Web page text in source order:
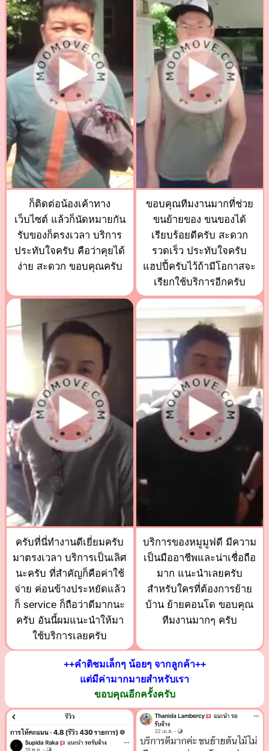
ก็ติดต่อน้องเค้าทาง
เว็บไซต์ แล้วก็นัดหมายกัน
รับของก็ตรงเวลา บริการ
ประทับใจครับ คือว่าคุยได้
ง่าย สะดวก ขอบคุณครับ
ขอบคุณทีมงานมากที่ช่วย
ขนย้ายของ ขนของได้
เรียบร้อยดีครับ สะดวก
รวดเร็ว ประทับใจครับ
แฮปปี้ครับไว้ถ้ามีโอกาสจะ
เรียกใช้บริการอีกครับ
ครับที่นี่ทำงานดีเยี่ยมครับ
มาตรงเวลา บริการเป็นเลิศ
นะครับ ที่สำคัญก็คือค่าใช้
จ่าย ค่อนข้างประหยัดแล้ว
ก็ service ก็ถือว่าดีมากนะ
ครับ อันนี้ผมแนะนำให้มา
ใช้บริการเลยครับ
บริการของหมูมูฟดี มีความ
เป็นมืออาชีพและน่าเชื่อถือ
มาก แนะนำเลยครับ
สำหรับใครที่ต้องการย้าย
บ้าน ย้ายคอนโด ขอบคุณ
ทีมงานมากๆ ครับ
++คำติชมเล็กๆ น้อยๆ จากลูกค้า++
แต่มีค่ามากมายสำหรับเรา
ขอบคุณอีกครั้งครับ